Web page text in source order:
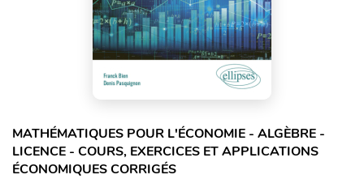
MATHÉMATIQUES POUR L'ÉCONOMIE - ALGÈBRE -
LICENCE - COURS, EXERCICES ET APPLICATIONS
ÉCONOMIQUES CORRIGÉS